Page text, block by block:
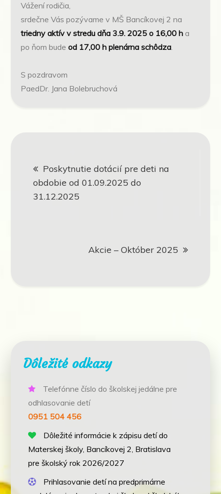
Vážení rodičia,
srdečne Vás pozývame v MŠ Bancíkovej 2 na
triedny aktív v stredu dňa 3.9. 2025 o 16,00 h a
po ňom budeod 17,00 h plenárna schôdza.
S pozdravom
PaedDr. Jana Bolebruchová
Poskytnutie dotácií pre deti na
obdobie od 01.09.2025 do
31.12.2025
Akcie – Október 2025
Dôležité odkazy
Telefónne číslo do školskej jedálne pre
odhlasovanie detí
0951 504 456
Dôležité informácie k zápisu detí do
Materskej školy, Bancíkovej 2, Bratislava
pre školský rok 2026/2027
Prihlasovanie detí na predprimárne